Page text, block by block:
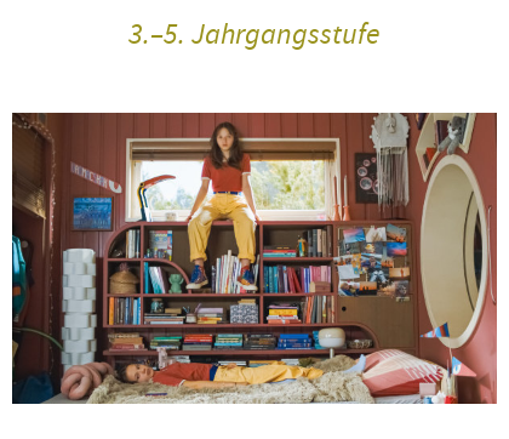
schönen
Nehmen
einen
damit Sie
wie der reale
Frisch,
im Regen
Lassen Sie
von Knospen
3.–5. Jahrgangsstufe